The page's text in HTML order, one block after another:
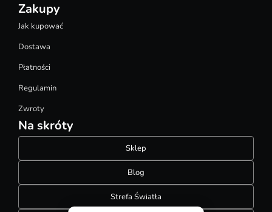
Zakupy
Jak kupować
Dostawa
Płatności
Regulamin
Zwroty
Na skróty
Sklep
Blog
Strefa Światła